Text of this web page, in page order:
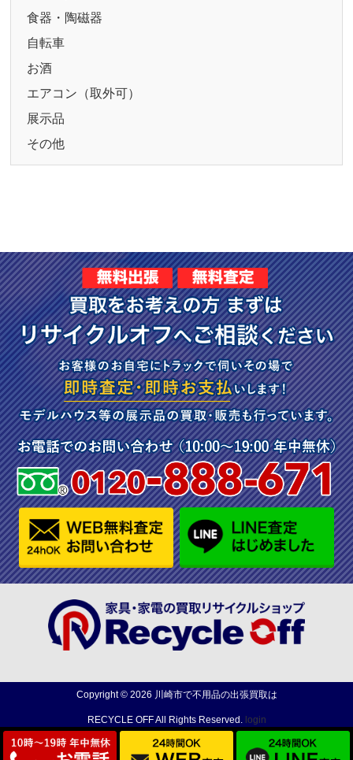
食器・陶磁器
自転車
お酒
エアコン（取外可）
展示品
その他
Copyright © 2026 川崎市で不用品の出張買取は
RECYCLE OFFAll Rights Reserved. login